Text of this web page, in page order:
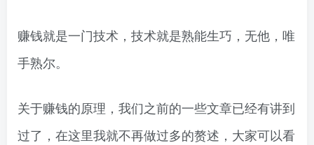
赚钱就是一门技术，技术就是熟能生巧，无他，唯
手熟尔。
关于赚钱的原理，我们之前的一些文章已经有讲到
过了，在这里我就不再做过多的赘述，大家可以看